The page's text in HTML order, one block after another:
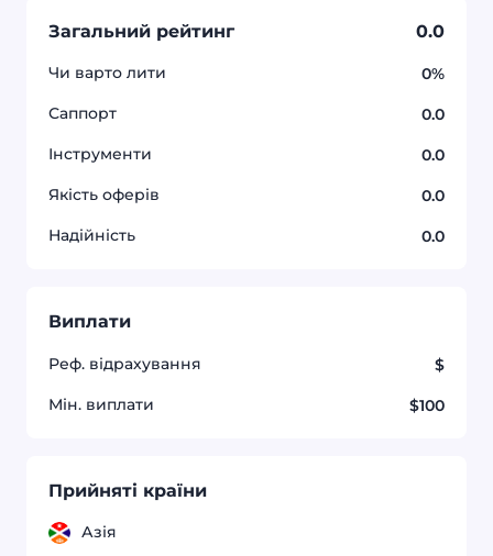
Загальний рейтинг 0.0
Чи варто лити 0%
Саппорт 0.0
Інструменти 0.0
Якість оферів 0.0
Надійність 0.0
Виплати
Реф. відрахування $
Мін. виплати $100
Прийняті країни
Азія